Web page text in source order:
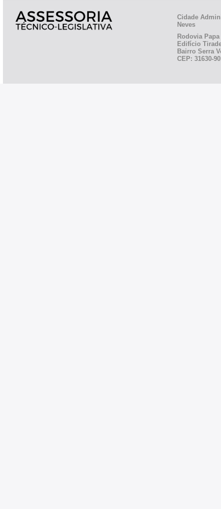
Cidade
Neves
Rodovia
Edifício
Bairro Serra
CEP: 31630-